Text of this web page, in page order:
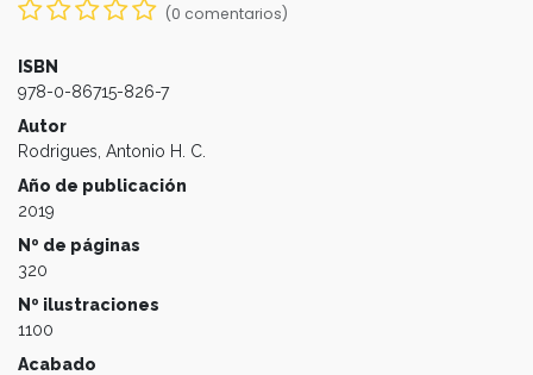
(0 comentarios)
ISBN
978-0-86715-826-7
Autor
Rodrigues, Antonio H. C.
Año de publicación
2019
Nº de páginas
320
Nº ilustraciones
1100
Acabado